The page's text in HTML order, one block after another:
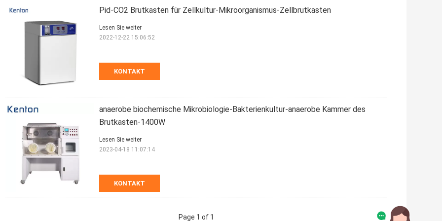
Pid-CO2 Brutkasten für Zellkultur-Mikroorganismus-Zellbrutkasten
KONTAKT
Lesen Sie weiter
2022-12-22 15:06:52
anaerobe biochemische Mikrobiologie-Bakterienkultur-anaerobe Kammer des
Brutkasten-1400W
KONTAKT
Lesen Sie weiter
2023-04-18 11:07:14
Page 1 of 1